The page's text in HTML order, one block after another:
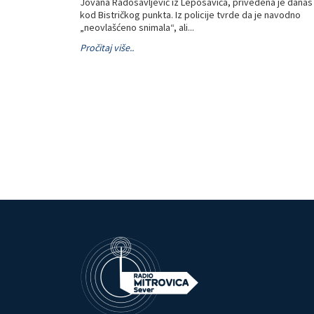
kod Bistričkog punkta. Iz policije tvrde da je navodno
„neovlašćeno snimala“, ali...
Pročitaj više..